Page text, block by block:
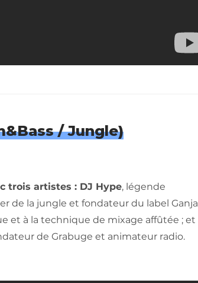
/ Jungle)
trois artistes : DJ Hype, légende
de la jungle et fondateur du label Ganja
et à la technique de mixage affûtée ; et
de Grabuge et animateur radio.